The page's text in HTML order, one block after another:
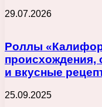
29.07.2026
Роллы
происхождения,
и вкусные
25.09.2025